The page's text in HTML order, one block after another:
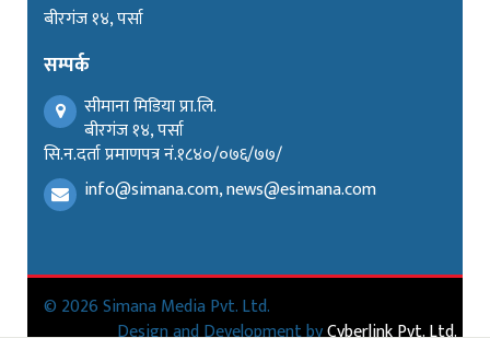
बीरगंज १४, पर्सा
सम्पर्क
सीमाना मिडिया प्रा.लि.
बीरगंज १४, पर्सा
सि.न.दर्ता प्रमाणपत्र नं.१८४०/०७६/७७/
info@simana.com, news@esimana.com
© 2026 Simana Media Pvt. Ltd.